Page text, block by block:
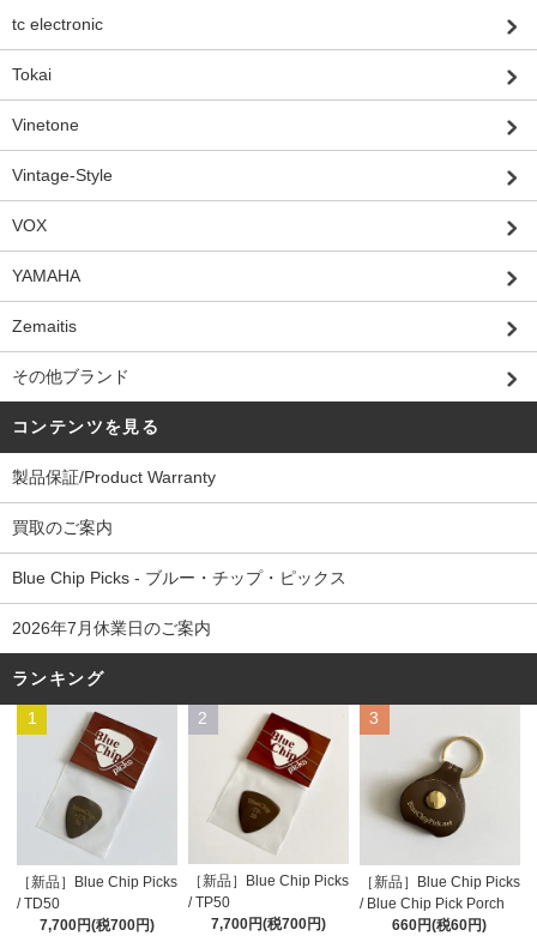
tc electronic
Tokai
Vinetone
Vintage-Style
VOX
YAMAHA
Zemaitis
その他ブランド
コンテンツを見る
製品保証/Product Warranty
買取のご案内
Blue Chip Picks - ブルー・チップ・ピックス
2026年7月休業日のご案内
ランキング
1
［新品］Blue Chip Picks
/ TD50
7,700円(税700円)
2
［新品］Blue Chip Picks
/ TP50
7,700円(税700円)
3
［新品］Blue Chip Picks
/ Blue Chip Pick Porch
660円(税60円)